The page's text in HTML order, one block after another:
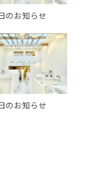
のお知らせ
のお知らせ